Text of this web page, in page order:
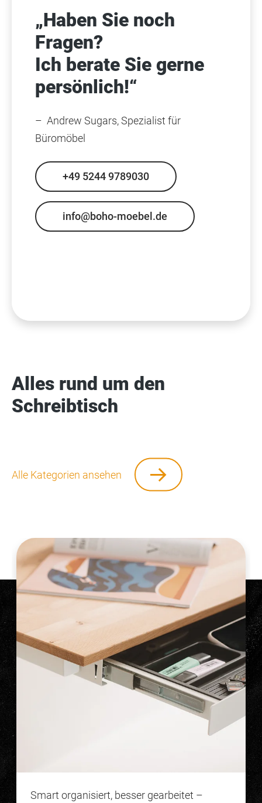
„Haben Sie noch
Fragen?
Ich berate Sie gerne
persönlich!“
– Andrew Sugars, Spezialist für
Büromöbel
+49 5244 9789030
info@boho-moebel.de
Alles rund um den
Schreibtisch
Alle Kategorien ansehen
Smart organisiert, besser gearbeitet –